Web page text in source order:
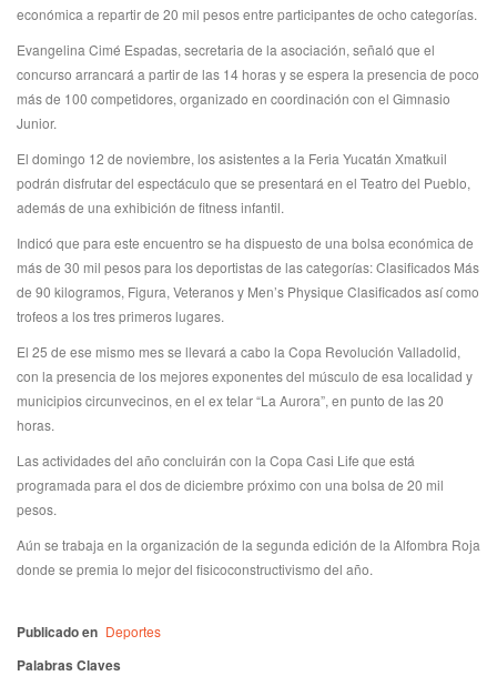
económica a repartir de 20 mil pesos entre participantes de ocho categorías.
Evangelina Cimé Espadas, secretaria de la asociación, señaló que el
concurso arrancará a partir de las 14 horas y se espera la presencia de poco
más de 100 competidores, organizado en coordinación con el Gimnasio
Junior.
El domingo 12 de noviembre, los asistentes a la Feria Yucatán Xmatkuil
podrán disfrutar del espectáculo que se presentará en el Teatro del Pueblo,
además de una exhibición de fitness infantil.
Indicó que para este encuentro se ha dispuesto de una bolsa económica de
más de 30 mil pesos para los deportistas de las categorías: Clasificados Más
de 90 kilogramos, Figura, Veteranos y Men’s Physique Clasificados así como
trofeos a los tres primeros lugares.
El 25 de ese mismo mes se llevará a cabo la Copa Revolución Valladolid,
con la presencia de los mejores exponentes del músculo de esa localidad y
municipios circunvecinos, en el ex telar “La Aurora”, en punto de las 20
horas.
Las actividades del año concluirán con la Copa Casi Life que está
programada para el dos de diciembre próximo con una bolsa de 20 mil
pesos.
Aún se trabaja en la organización de la segunda edición de la Alfombra Roja
donde se premia lo mejor del fisicoconstructivismo del año.
Publicado en Deportes
Palabras Claves